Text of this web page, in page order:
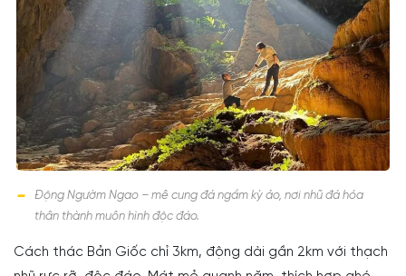
Động Ngườm Ngao – mê cung đá ngầm kỳ ảo, nơi nhũ đá hóa
thân thành muôn hình độc đáo.
Cách thác Bản Giốc chỉ 3km, động dài gần 2km với thạch